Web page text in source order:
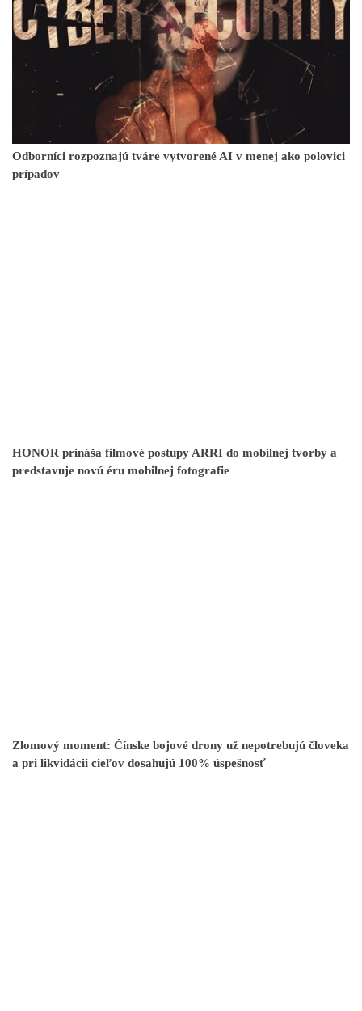
Odborníci rozpoznajú tváre vytvorené AI v menej ako polovici
prípadov
HONOR prináša filmové postupy ARRI do mobilnej tvorby a
predstavuje novú éru mobilnej fotografie
Zlomový moment: Čínske bojové drony už nepotrebujú človeka
a pri likvidácii cieľov dosahujú 100% úspešnosť